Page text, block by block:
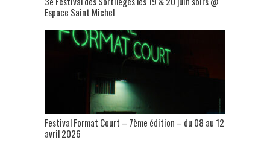
Espace Saint Michel
Festival Format Court – 7ème édition – du 08 au 12
avril 2026